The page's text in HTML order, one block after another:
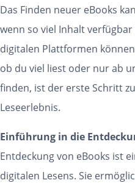
Das Finden neuer eBooks
wenn so viel Inhalt
digitalen Plattformen
ob du viel liest oder nur ab
finden, ist der erste Schritt
Leseerlebnis.
Einführung in die
Entdeckung von eBooks ist
digitalen Lesens. Sie